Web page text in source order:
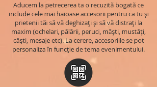
Aducem la petrecerea ta o recuzită bogată ce
include cele mai haioase accesorii pentru ca tu și
prietenii tăi să vă deghizați și să vă distrați la
maxim (ochelari, pălării, peruci, măști, mustăți,
căști, mesaje etc). La cerere, accesoriile se pot
personaliza în funcție de tema evenimentului.